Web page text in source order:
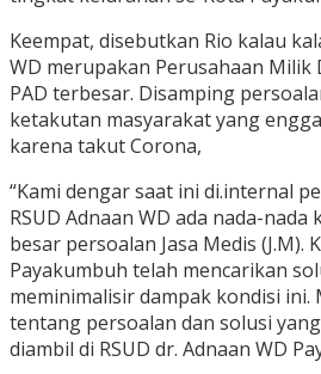
Keempat, disebutkan Rio kalau
WD merupakan Perusahaan Milik
PAD terbesar. Disamping
ketakutan masyarakat yang
karena takut Corona,
“Kami dengar saat ini di.internal
RSUD Adnaan WD ada nada-nada
besar persoalan Jasa Medis (J.M).
Payakumbuh telah mencarikan
meminimalisir dampak kondisi ini.
tentang persoalan dan solusi
diambil di RSUD dr. Adnaan WD